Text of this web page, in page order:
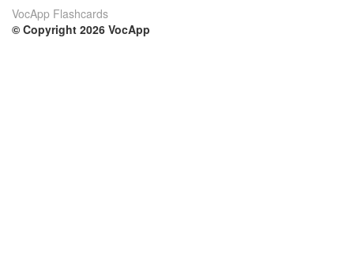
VocApp Flashcards
© Copyright 2026 VocApp